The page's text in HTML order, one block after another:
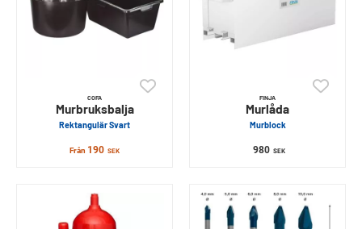
COFA
Murbruksbalja
Rektangulär Svart
Från 190 SEK
FINJA
Murlåda
Murblock
980 SEK